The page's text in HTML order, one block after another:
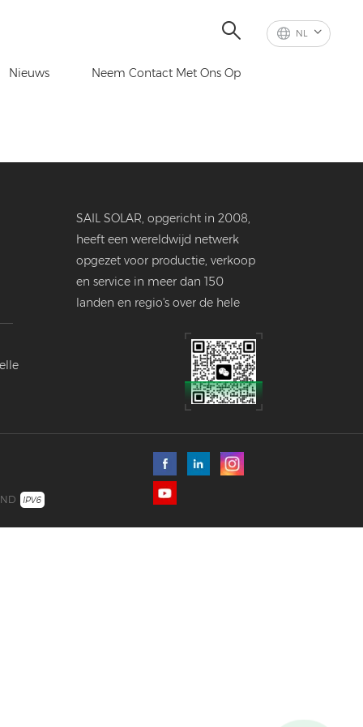
NL
Nieuws
Neem Contact Met Ons Op
SAIL SOLAR, opgericht in 2008,
heeft een wereldwijd netwerk
opgezet voor productie, verkoop
en service in meer dan 150
landen en regio's over de hele